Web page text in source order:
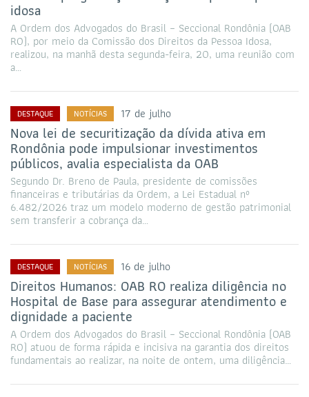
idosa
A Ordem dos Advogados do Brasil – Seccional Rondônia (OAB
RO), por meio da Comissão dos Direitos da Pessoa Idosa,
realizou, na manhã desta segunda-feira, 20, uma reunião com
a…
DESTAQUE NOTÍCIAS 17 de julho
Nova lei de securitização da dívida ativa em
Rondônia pode impulsionar investimentos
públicos, avalia especialista da OAB
Segundo Dr. Breno de Paula, presidente de comissões
financeiras e tributárias da Ordem, a Lei Estadual nº
6.482/2026 traz um modelo moderno de gestão patrimonial
sem transferir a cobrança da…
DESTAQUE NOTÍCIAS 16 de julho
Direitos Humanos: OAB RO realiza diligência no
Hospital de Base para assegurar atendimento e
dignidade a paciente
A Ordem dos Advogados do Brasil – Seccional Rondônia (OAB
RO) atuou de forma rápida e incisiva na garantia dos direitos
fundamentais ao realizar, na noite de ontem, uma diligência…